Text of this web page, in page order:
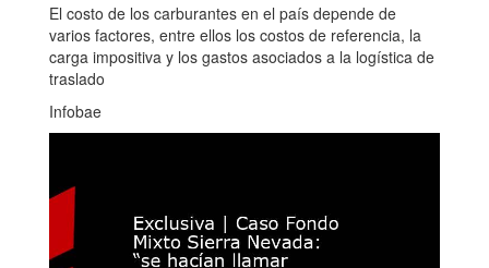
El costo de los carburantes en el país depende de
varios factores, entre ellos los costos de referencia, la
carga impositiva y los gastos asociados a la logística de
traslado
Infobae